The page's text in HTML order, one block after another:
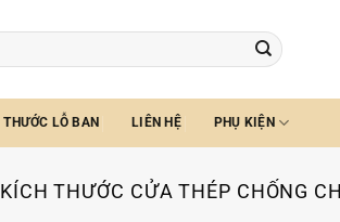
THƯỚC LỖ BAN LIÊN HỆ PHỤ KIỆN
KÍCH THƯỚC CỬA THÉP CHỐNG